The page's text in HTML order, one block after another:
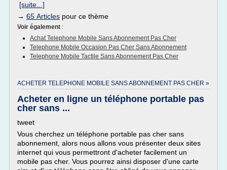
[suite...]
→ 65 Articles pour ce thème
Voir également :
Achat Telephone Mobile Sans Abonnement Pas Cher
Telephone Mobile Occasion Pas Cher Sans Abonnement
Telephone Mobile Tactile Sans Abonnement Pas Cher
ACHETER TELEPHONE MOBILE SANS ABONNEMENT PAS CHER »
Acheter en ligne un téléphone portable pas
cher sans ...
tweet
Vous cherchez un téléphone portable pas cher sans
abonnement, alors nous allons vous présenter deux sites
internet qui vous permettront d'acheter facilement un
mobile pas cher. Vous pourrez ainsi disposer d'une carte